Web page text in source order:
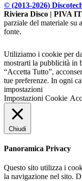
© (2013-2026)
Riviera Disco | PIVA
parziale del materiale su
fonte.
Utiliziamo i cookie per
mostrarti la pubblicità in
“Accetta Tutto”,
tue preferenze. In ogni
impostazioni
Impostazioni Cookie
Chiudi
Panoramica Privacy
Questo sito utilizza i
la navigazione nel sito.